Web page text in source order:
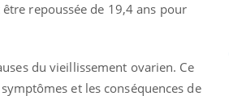
repoussée de 19,4 ans pour
du vieillissement ovarien. Ce
et les conséquences de